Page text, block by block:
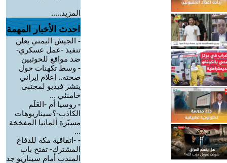
المزيد.....
احدث الأخبار المهمة
- الجيش اليمني يعلن
تنفيذ -عمل عسكري-
ضد مواقع للحوثيين
- وسط تكهنات حول
صحته.. إعلام إيراني
ينشر فيديو لمجتبى
خامنئي ...
- روسيا أم -العَلَم
الكاذب-؟سيناريوهات
مسيّرة ألمانيا المفخخة
...
- -اتفاقية مكة للدفاع
المشترك- تفتح باب
المندب أمام سيناريو جد